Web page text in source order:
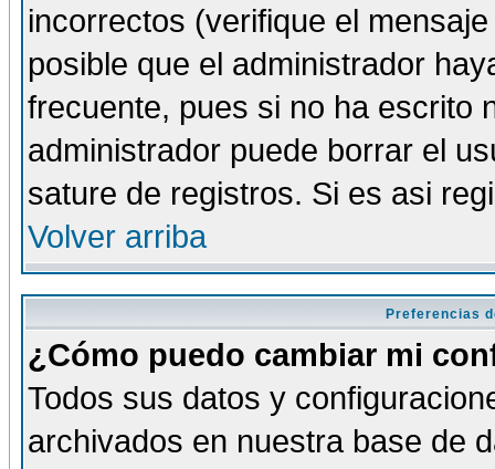
incorrectos (verifique el
posible que el administrador
frecuente, pues si no ha escrito
administrador puede borrar el
sature de registros. Si es asi
Volver arriba
Preferencias
¿Cómo puedo cambiar mi
Todos sus datos y
archivados en nuestra base de